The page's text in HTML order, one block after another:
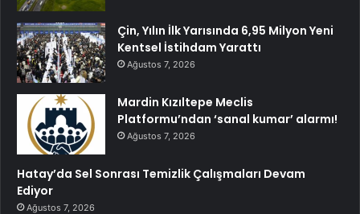
Çin, Yılın İlk Yarısında 6,95 Milyon Yeni
Kentsel İstihdam Yarattı
Ağustos 7, 2026
Mardin Kızıltepe Meclis
Platformu’ndan ‘sanal kumar’ alarmı!
Ağustos 7, 2026
Hatay’da Sel Sonrası Temizlik Çalışmaları Devam
Ediyor
Ağustos 7, 2026